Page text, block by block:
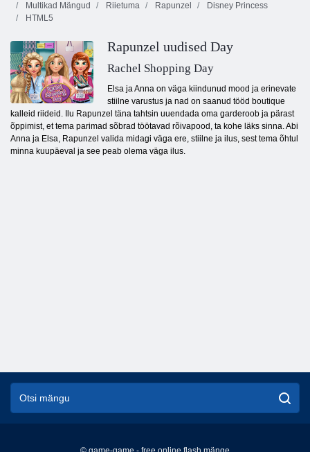
Multikad Mängud
Riietuma Rapunzel
Disney Princess
HTML5
Rapunzel uudised Day
Rachel Shopping Day
Elsa ja Anna on väga kiindunud mood ja erinevate
stiilne varustus ja nad on saanud tööd boutique
kalleid riideid. Ilu Rapunzel täna tahtsin uuendada oma garderoob ja pärast
õppimist, et tema parimad sõbrad töötavad rõivapood, ta kohe läks sinna. Abi
Anna ja Elsa, Rapunzel valida midagi väga ere, stiilne ja ilus, sest tema õhtul
minna kuupäeval ja see peab olema väga ilus.